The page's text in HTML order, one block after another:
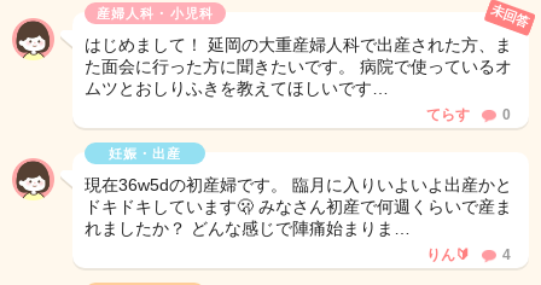
産婦人科・小児科
はじめまして！ 延岡の大重産婦人科で出産された方、ま
た面会に行った方に聞きたいです。 病院で使っているオ
ムツとおしりふきを教えてほしいです…
未回答
てらす 0
妊娠・出産
現在36w5dの初産婦です。 臨月に入りいよいよ出産かと
ドキドキしています🫢 みなさん初産で何週くらいで産ま
れましたか？ どんな感じで陣痛始まりま…
りん🔰 4